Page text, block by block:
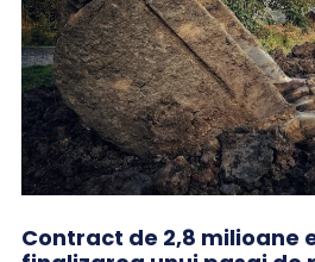
Contract de 2,8 milioane